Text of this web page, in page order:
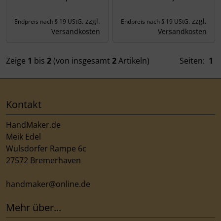
Endpreis nach § 19 UStG. zzgl.
Versandkosten
Endpreis nach § 19 UStG. zzgl.
Versandkosten
Zeige 1 bis 2(von insgesamt 2Artikeln) Seiten: 1
Kontakt
HandMaker.de
Meik Edel
Wulsdorfer Rampe 6c
27572 Bremerhaven
handmaker@online.de
Mehr über...